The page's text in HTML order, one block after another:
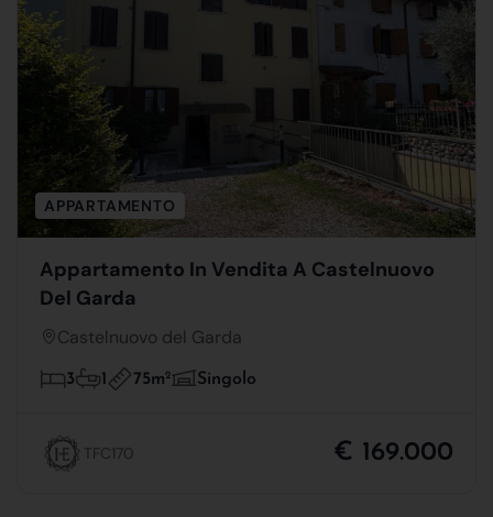
APPARTAMENTO
Appartamento In Vendita A Castelnuovo
Del Garda
Castelnuovo del Garda
3 1 75m2 Singolo
TFC170 € 169.000